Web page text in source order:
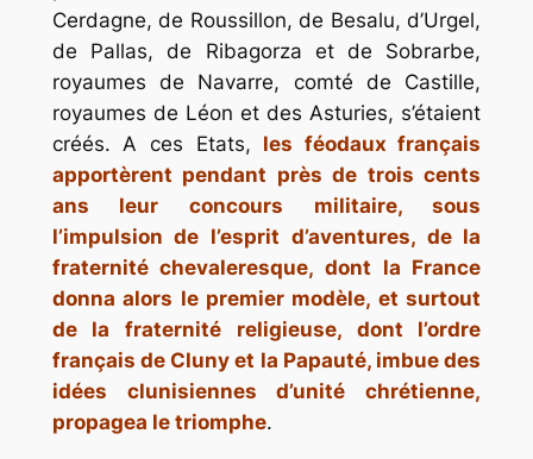
Cerdagne, de Roussillon, de Besalu, d’Urgel,
de Pallas, de Ribagorza et de Sobrarbe,
royaumes de Navarre, comté de Castille,
royaumes de Léon et des Asturies, s’étaient
créés. A ces Etats, les féodaux français
apportèrent pendant près de trois cents
ans leur concours militaire, sous
l’impulsion de l’esprit d’aventures, de la
fraternité chevaleresque, dont la France
donna alors le premier modèle, et surtout
de la fraternité religieuse, dont l’ordre
français de Cluny et la Papauté, imbue des
idées clunisiennes d’unité chrétienne,
propagea le triomphe.